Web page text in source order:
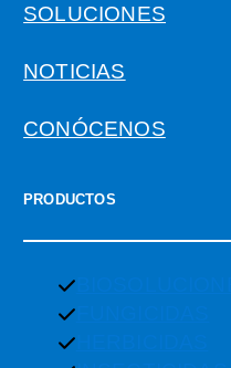
SOLUCIONES
NOTICIAS
CONÓCENOS
PRODUCTOS